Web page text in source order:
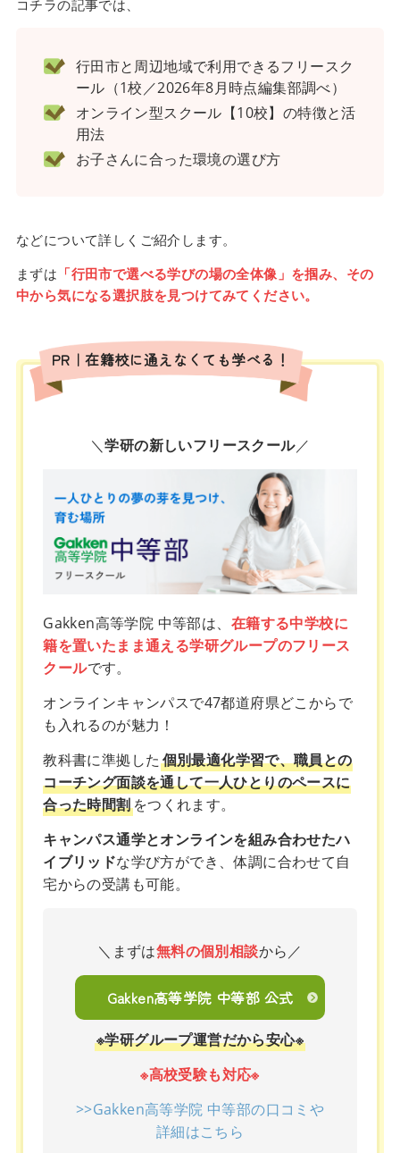
コチラの記事では、
行田市と周辺地域で利用できるフリースク
ール（1校／2026年8月時点編集部調べ）
オンライン型スクール【10校】の特徴と活
用法
お子さんに合った環境の選び方
などについて詳しくご紹介します。
まずは 「行田市で選べる学びの場の全体像」を掴み、その
中から気になる選択肢を見つけてみてください。
PR｜在籍校に通えなくても学べる！
＼学研の新しいフリースクール／
Gakken高等学院 中等部は、 在籍する中学校に
籍を置いたまま通える学研グループのフリース
クールです。
オンラインキャンパスで47都道府県どこからで
も入れるのが魅力！
教科書に準拠した 個別最適化学習で、職員との
コーチング面談を通して一人ひとりのペースに
合った時間割をつくれます。
キャンパス通学とオンラインを組み合わせたハ
イブリッドな学び方ができ、体調に合わせて自
宅からの受講も可能。
＼まずは無料の個別相談から／
Gakken高等学院 中等部 公式
※学研グループ運営だから安心※
※高校受験も対応※
>>Gakken高等学院 中等部の口コミや
詳細はこちら